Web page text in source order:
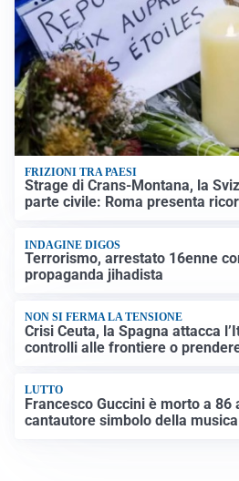
FRIZIONI TRA PAESI
Strage di Crans-Montana, la
parte civile: Roma presenta
INDAGINE DIGOS
Terrorismo, arrestato 16enne
propaganda jihadista
NON SI FERMA LA TENSIONE
Crisi Ceuta, la Spagna attacca
controlli alle frontiere o
LUTTO
Francesco Guccini è morto a 86
cantautore simbolo della